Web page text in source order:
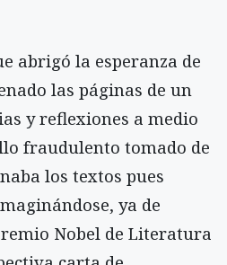
abrigó la esperanza de
las páginas de un
y reflexiones a medio
fraudulento tomado de
los textos pues
ya de
Nobel de Literatura